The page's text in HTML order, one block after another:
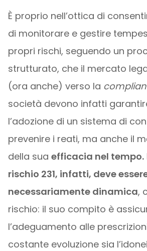
È proprio nell’ottica di
di monitorare e gestire
propri rischi, seguendo un
strutturato, che il mercato
(ora anche) verso la
società devono infatti
l’adozione di un sistema di
prevenire i reati, ma anche il
della sua efficacia nel tempo.
rischio 231, infatti, deve
necessariamente dinamica,
rischio: il suo compito è
l’adeguamento alle
costante evoluzione sia